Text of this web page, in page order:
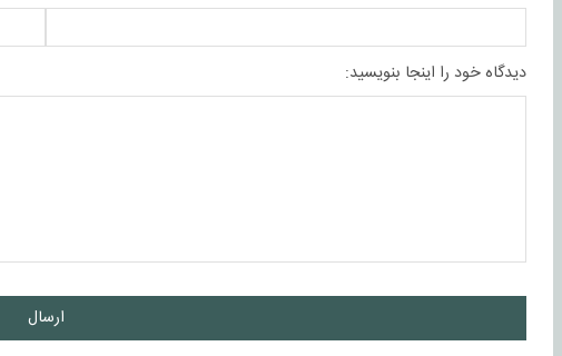
دیدگاه خود را اینجا بنویسید:
ارسال